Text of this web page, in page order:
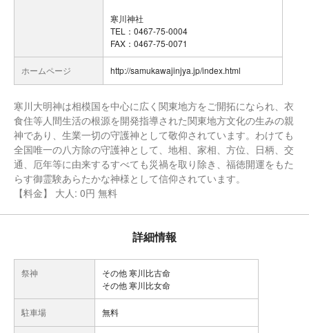
寒川神社
TEL：0467-75-0004
FAX：0467-75-0071
ホームページ http://samukawajinjya.jp/index.html
寒川大明神は相模国を中心に広く関東地方をご開拓になられ、衣
食住等人間生活の根源を開発指導された関東地方文化の生みの親
神であり、生業一切の守護神として敬仰されています。わけても
全国唯一の八方除の守護神として、地相、家相、方位、日柄、交
通、厄年等に由来するすべても災禍を取り除き、福徳開運をもた
らす御霊験あらたかな神様として信仰されています。
【料金】 大人: 0円 無料
詳細情報
祭神
その他 寒川比古命
その他 寒川比女命
駐車場 無料